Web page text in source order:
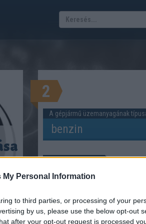
My Personal Information
to third parties, or processing of your
by us, please use the below opt-out
after your opt-out request is processed
2
A gépjármű üzemanyagának
Tervezett út hossza
Hány utas felé szeretnétek
szétosztani a költséget?